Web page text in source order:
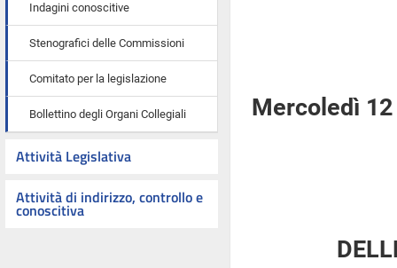
Indagini conoscitive
Stenografici delle Commissioni
Comitato per la legislazione
Bollettino degli Organi Collegiali
Attività Legislativa
Attività di indirizzo, controllo e
conoscitiva
Mercoledì